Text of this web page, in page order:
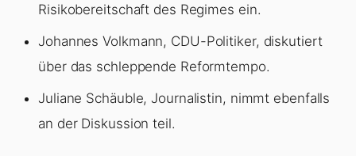
Risikobereitschaft des Regimes ein.
Johannes Volkmann, CDU-Politiker, diskutiert
über das schleppende Reformtempo.
Juliane Schäuble, Journalistin, nimmt ebenfalls
an der Diskussion teil.